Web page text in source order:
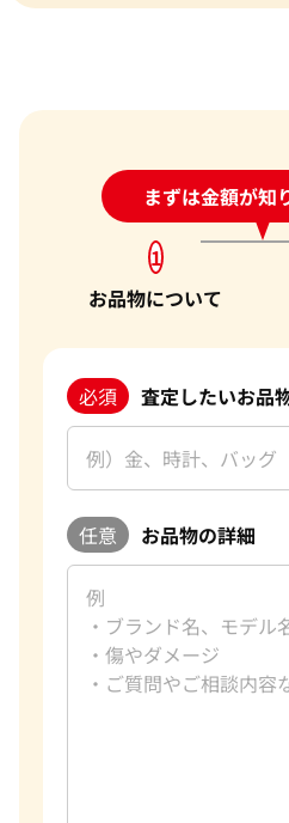
まずは金額が知
24時間受付中!問い
1
お品物について
必須 査定したいお品
任意 お品物の詳細